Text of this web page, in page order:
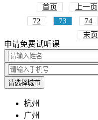
首页 上一页
72
73 74
末页
申请免费试听课
请选择城市
杭州
广州